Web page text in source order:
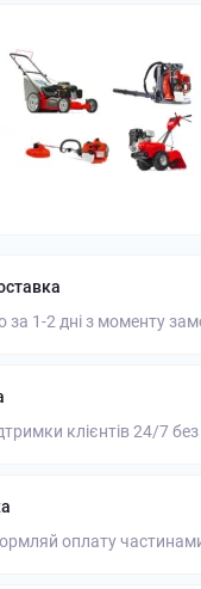
за 1-2 дні з моменту
клієнтів 24/7 без
оплату